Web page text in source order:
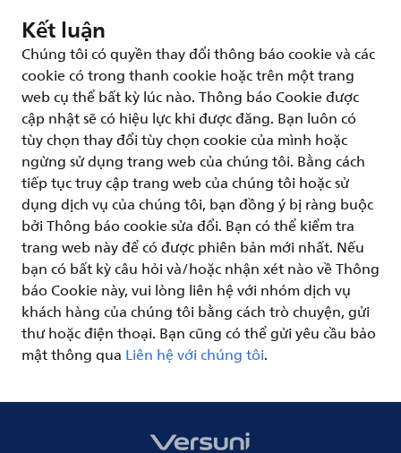
Kết luận
Chúng tôi có quyền thay đổi thông báo cookie và các
cookie có trong thanh cookie hoặc trên một trang
web cụ thể bất kỳ lúc nào. Thông báo Cookie được
cập nhật sẽ có hiệu lực khi được đăng. Bạn luôn có
tùy chọn thay đổi tùy chọn cookie của mình hoặc
ngừng sử dụng trang web của chúng tôi. Bằng cách
tiếp tục truy cập trang web của chúng tôi hoặc sử
dụng dịch vụ của chúng tôi, bạn đồng ý bị ràng buộc
bởi Thông báo cookie sửa đổi. Bạn có thể kiểm tra
trang web này để có được phiên bản mới nhất. Nếu
bạn có bất kỳ câu hỏi và/hoặc nhận xét nào về Thông
báo Cookie này, vui lòng liên hệ với nhóm dịch vụ
khách hàng của chúng tôi bằng cách trò chuyện, gửi
thư hoặc điện thoại. Bạn cũng có thể gửi yêu cầu bảo
mật thông qua Liên hệ với chúng tôi.